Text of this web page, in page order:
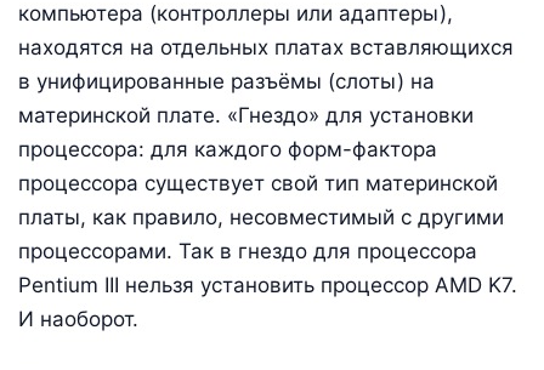
компьютера (контроллеры или адаптеры),
находятся на отдельных платах вставляющихся
в унифицированные разъёмы (слоты) на
материнской плате. «Гнездо» для установки
процессора: для каждого форм-фактора
процессора существует свой тип материнской
платы, как правило, несовместимый с другими
процессорами. Так в гнездо для процессора
Pentium III нельзя установить процессор AMD K7.
И наоборот.